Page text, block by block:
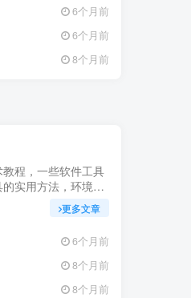
6个月前
6个月前
8个月前
程，一些软件工具
实用方法，环境配
更多文章
6个月前
8个月前
8个月前